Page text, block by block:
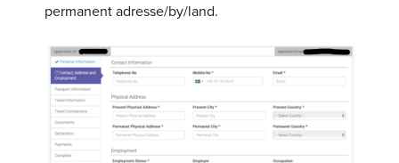
permanent adresse/by/land.